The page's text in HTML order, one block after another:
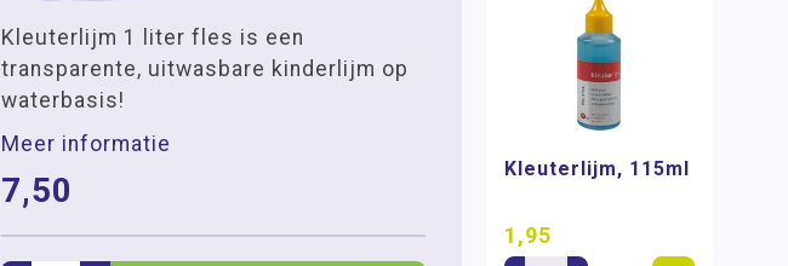
Kleuterlijm 1 liter fles is een
transparente, uitwasbare kinderlijm op
waterbasis!
Meer informatie
7,50
Kleuterlijm, 115ml
1,95